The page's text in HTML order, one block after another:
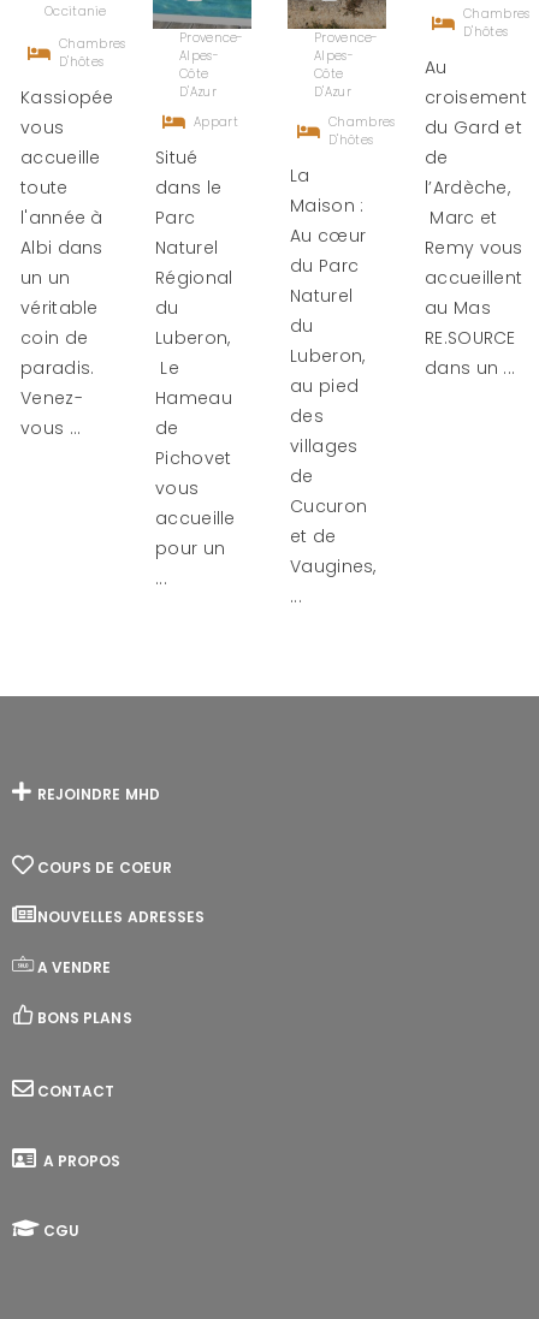
Occitanie
Chambres
D'hôtes
Kassiopée
vous
accueille
toute
l'année à
Albi dans
un un
véritable
coin de
paradis.
Venez-
vous ...
Provence-
Alpes-
Côte
D'Azur
Appart
Situé
dans le
Parc
Naturel
Régional
du
Luberon,
Le
Hameau
de
Pichovet
vous
accueille
pour un
...
Provence-
Alpes-
Côte
D'Azur
Chambres
D'hôtes
La
Maison :
Au cœur
du Parc
Naturel
du
Luberon,
au pied
des
villages
de
Cucuron
et de
Vaugines,
...
Chambres
D'hôtes
Au
croisement
du Gard et
de
l’Ardèche,
Marc et
Remy vous
accueillent
au Mas
RE.SOURCE
dans un ...
REJOINDRE MHD
COUPS DE COEUR
NOUVELLES ADRESSES
A VENDRE
BONS PLANS
CONTACT
A PROPOS
CGU